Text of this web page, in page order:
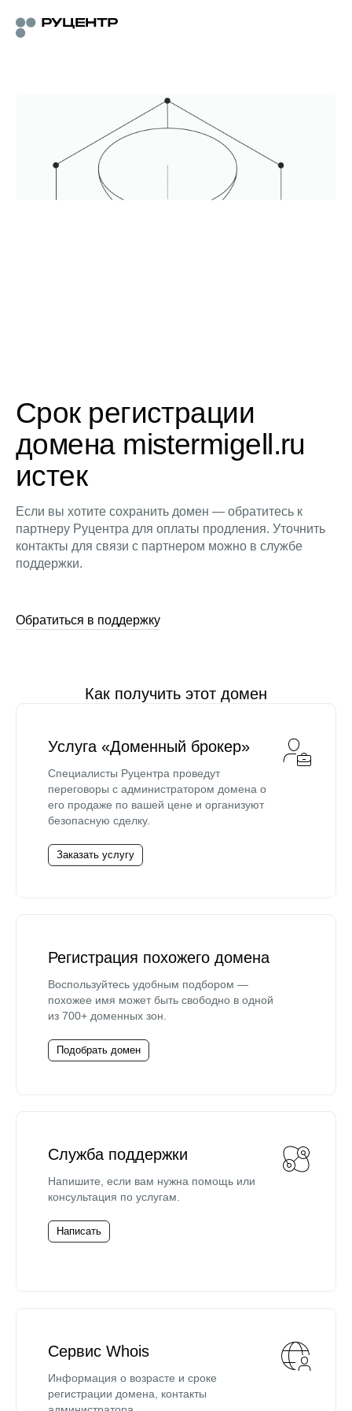
Срок регистрации
домена mistermigell.ru
истек
Если вы хотите сохранить домен — обратитесь к
партнеру Руцентра для оплаты продления. Уточнить
контакты для связи с партнером можно в службе
поддержки.
Обратиться в поддержку
Как получить этот домен
Услуга «Доменный брокер»
Специалисты Руцентра проведут
переговоры с администратором домена о
его продаже по вашей цене и организуют
безопасную сделку.
Заказать услугу
Регистрация похожего домена
Воспользуйтесь удобным подбором —
похожее имя может быть свободно в одной
из 700+ доменных зон.
Подобрать домен
Служба поддержки
Напишите, если вам нужна помощь или
консультация по услугам.
Написать
Сервис Whois
Информация о возрасте и сроке
регистрации домена, контакты